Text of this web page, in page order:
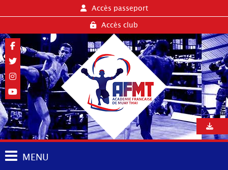
Accès passeport
Accès club
MENU